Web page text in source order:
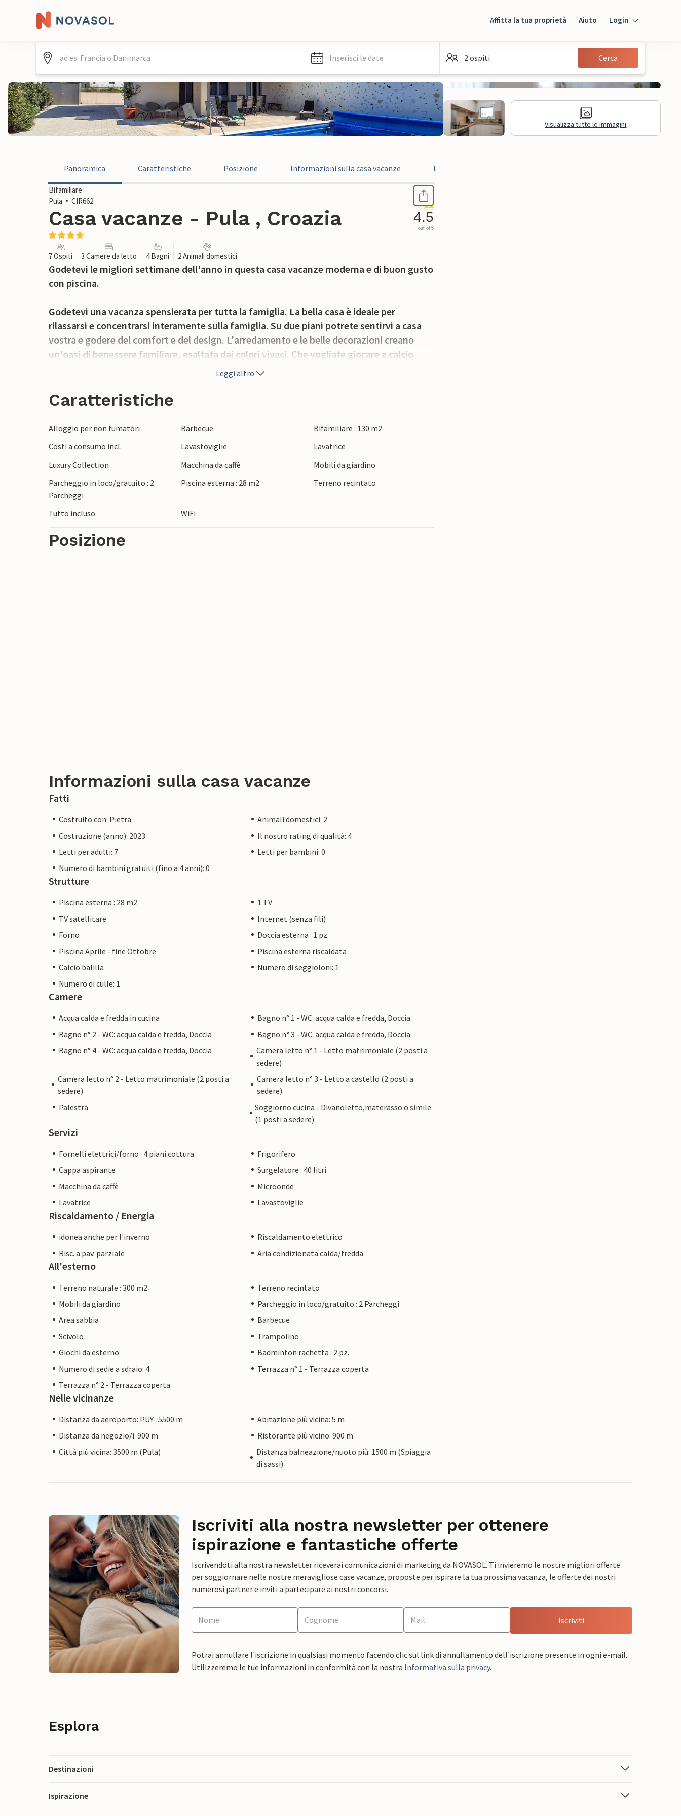
Affitta la tua proprietà Aiuto Login
Ospiti
Inserisci le date 2 ospiti Cerca
Visualizza tutte le immagini
Panoramica Caratteristiche Posizione Informazioni sulla casa vacanze Recensioni
Bifamiliare
Pula
CIR662
Casa vacanze - Pula , Croazia 4.5
out of 5
7 Ospiti 3 Camere da letto 4 Bagni 2 Animali domestici
Godetevi le migliori settimane dell'anno in questa casa vacanze moderna e di buon gusto
con piscina.
Godetevi una vacanza spensierata per tutta la famiglia. La bella casa è ideale per
rilassarsi e concentrarsi interamente sulla famiglia. Su due piani potrete sentirvi a casa
vostra e godere del comfort e del design. L'arredamento e le belle decorazioni creano
un'oasi di benessere familiare, esaltata dai colori vivaci. Che vogliate giocare a calcio
balilla, guardare un film insieme o concludere le serate in terrazza con buon cibo e giochi,
questo alloggio vi offre gli spazi perfetti. Il punto forte è la piscina privata, che potrete
utilizzare in qualsiasi momento per rinfrescarvi.
Portate le vostre biciclette e raggiungete la bellissima città di Pola dopo una breve
tempio di Augusto e gustate un drink rinfrescante in uno dei caffè. Anche la bellissima
città costiera di Fazana non è lontana. Vi aspettano splendide spiagge, baie e acque
cristalline.
Rilassatevi a Pola e dintorni!
Leggi altro
Caratteristiche
Alloggio per non fumatori Barbecue
Bifamiliare : 130 m2
Costi a consumo incl.
Lavastoviglie
Lavatrice
Luxury Collection
Macchina da caffè
Mobili da giardino
Parcheggio in loco/gratuito : 2
Parcheggi
Piscina esterna : 28 m2 Terreno recintato
Tutto incluso WiFi
Posizione
Informazioni sulla casa vacanze
Fatti
Costruito con: Pietra
Animali domestici: 2
Costruzione (anno): 2023
Il nostro rating di qualità: 4
Letti per adulti: 7
Letti per bambini: 0
Numero di bambini gratuiti (fino a 4 anni): 0
Strutture
Piscina esterna : 28 m2
1 TV
TV satellitare
Internet (senza fili)
Forno
Doccia esterna : 1 pz.
Piscina Aprile - fine Ottobre
Piscina esterna riscaldata
Calcio balilla
Numero di seggioloni: 1
Numero di culle: 1
Camere
Acqua calda e fredda in cucina
Bagno n° 1 - WC: acqua calda e fredda, Doccia
Bagno n° 2 - WC: acqua calda e fredda, Doccia
Bagno n° 3 - WC: acqua calda e fredda, Doccia
Bagno n° 4 - WC: acqua calda e fredda, Doccia
Camera letto n° 1 - Letto matrimoniale (2 posti a
sedere)
Camera letto n° 2 - Letto matrimoniale (2 posti a
sedere)
Camera letto n° 3 - Letto a castello (2 posti a
sedere)
Palestra
Soggiorno cucina - Divanoletto,materasso o simile
(1 posti a sedere)
Servizi
Fornelli elettrici/forno : 4 piani cottura
Frigorifero
Cappa aspirante
Surgelatore : 40 litri
Macchina da caffè
Microonde
Lavatrice
Lavastoviglie
Riscaldamento / Energia
idonea anche per l'inverno
Riscaldamento elettrico
Risc. a pav. parziale
Aria condizionata calda/fredda
All'esterno
Terreno naturale : 300 m2
Terreno recintato
Mobili da giardino
Parcheggio in loco/gratuito : 2 Parcheggi
Area sabbia
Barbecue
Scivolo
Trampolino
Giochi da esterno
Badminton rachetta : 2 pz.
Numero di sedie a sdraio: 4
Terrazza n° 1 - Terrazza coperta
Terrazza n° 2 - Terrazza coperta
Nelle vicinanze
Distanza da aeroporto: PUY : 5500 m
Abitazione più vicina: 5 m
Distanza da negozio/i: 900 m
Ristorante più vicino: 900 m
Città più vicina: 3500 m (Pula)
Distanza balneazione/nuoto più: 1500 m (Spiaggia
di sassi)
Iscriviti alla nostra newsletter per ottenere
ispirazione e fantastiche offerte
Iscrivendoti alla nostra newsletter riceverai comunicazioni di marketing da NOVASOL. Ti invieremo le nostre migliori offerte
per soggiornare nelle nostre meravigliose case vacanze, proposte per ispirare la tua prossima vacanza, le offerte dei nostri
numerosi partner e inviti a partecipare ai nostri concorsi.
Iscriviti
Potrai annullare l'iscrizione in qualsiasi momento facendo clic sul link di annullamento dell'iscrizione presente in ogni e-mail.
Utilizzeremo le tue informazioni in conformità con la nostra Informativa sulla privacy.
Esplora
Destinazioni
Ispirazione